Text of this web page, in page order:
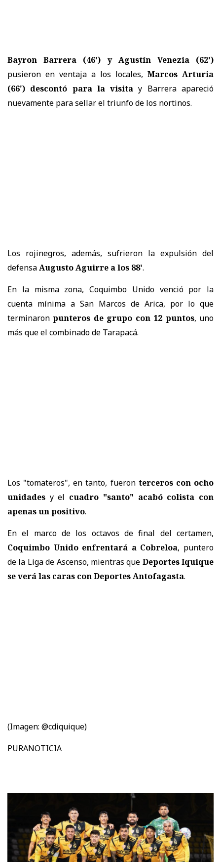
Bayron Barrera (46') y Agustín Venezia (62')
pusieron en ventaja a los locales, Marcos Arturia
(66') descontó para la visita y Barrera apareció
nuevamente para sellar el triunfo de los nortinos.
Los rojinegros, además, sufrieron la expulsión del
defensaAugusto Aguirre a los 88'.
En la misma zona, Coquimbo Unido venció por la
cuenta mínima a San Marcos de Arica, por lo que
terminaronpunteros de grupo con 12 puntos, uno
más que el combinado de Tarapacá.
Los "tomateros", en tanto, fueron terceros con ocho
unidades y el cuadro "santo" acabó colista con
apenas un positivo.
En el marco de los octavos de final del certamen,
Coquimbo Unido enfrentará a Cobreloa, puntero
de la Liga de Ascenso, mientras que Deportes Iquique
se verá las caras con Deportes Antofagasta.
(Imagen: @cdiquique)
PURANOTICIA